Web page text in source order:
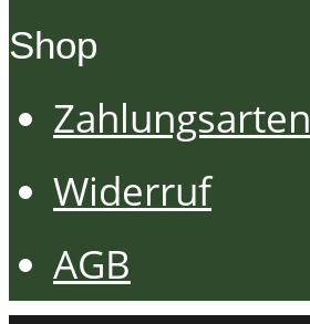
Shop
Zahlungsarten
Widerruf
AGB